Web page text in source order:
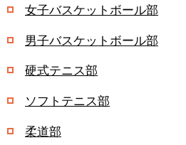
女子バスケットボール部
男子バスケットボール部
硬式テニス部
ソフトテニス部
柔道部